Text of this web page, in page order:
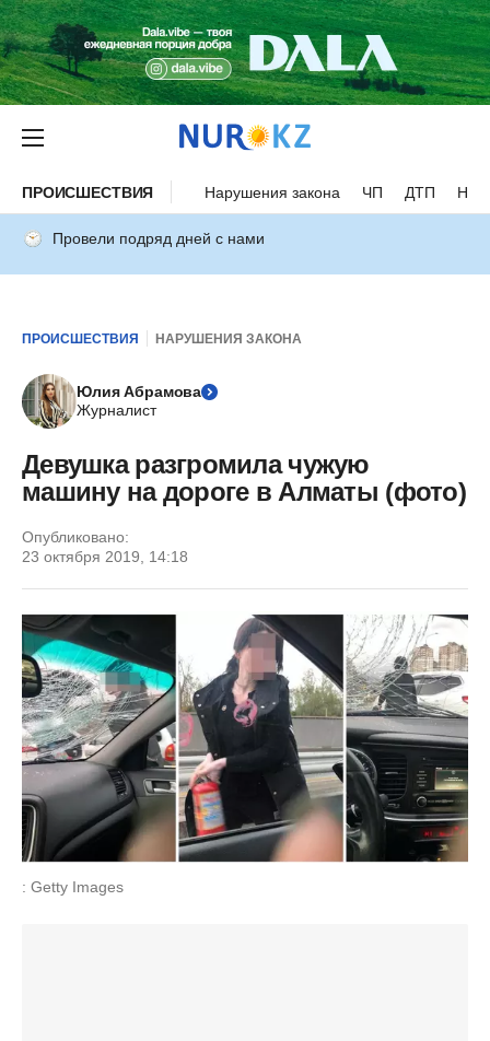
ПРОИСШЕСТВИЯ Нарушения закона ЧП ДТП
Провели подряд дней с нами
ПРОИСШЕСТВИЯ НАРУШЕНИЯ ЗАКОНА
Юлия Абрамова
Журналист
Девушка разгромила чужую
машину на дороге в Алматы (фото)
Опубликовано:
23 октября 2019, 14:18
: Getty Images